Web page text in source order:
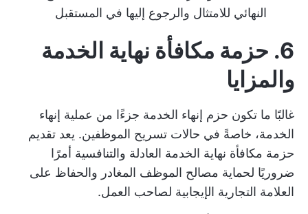
النهائي للامتثال والرجوع إليها في المستقبل
6. حزمة مكافأة نهاية الخدمة
والمزايا
غالبًا ما تكون حزم إنهاء الخدمة جزءًا من عملية إنهاء
الخدمة، خاصةً في حالات تسريح الموظفين. يعد تقديم
حزمة مكافأة نهاية الخدمة العادلة والتنافسية أمرًا
ضروريًا لحماية مصالح الموظف المغادر والحفاظ على
العلامة التجارية الإيجابية لصاحب العمل.